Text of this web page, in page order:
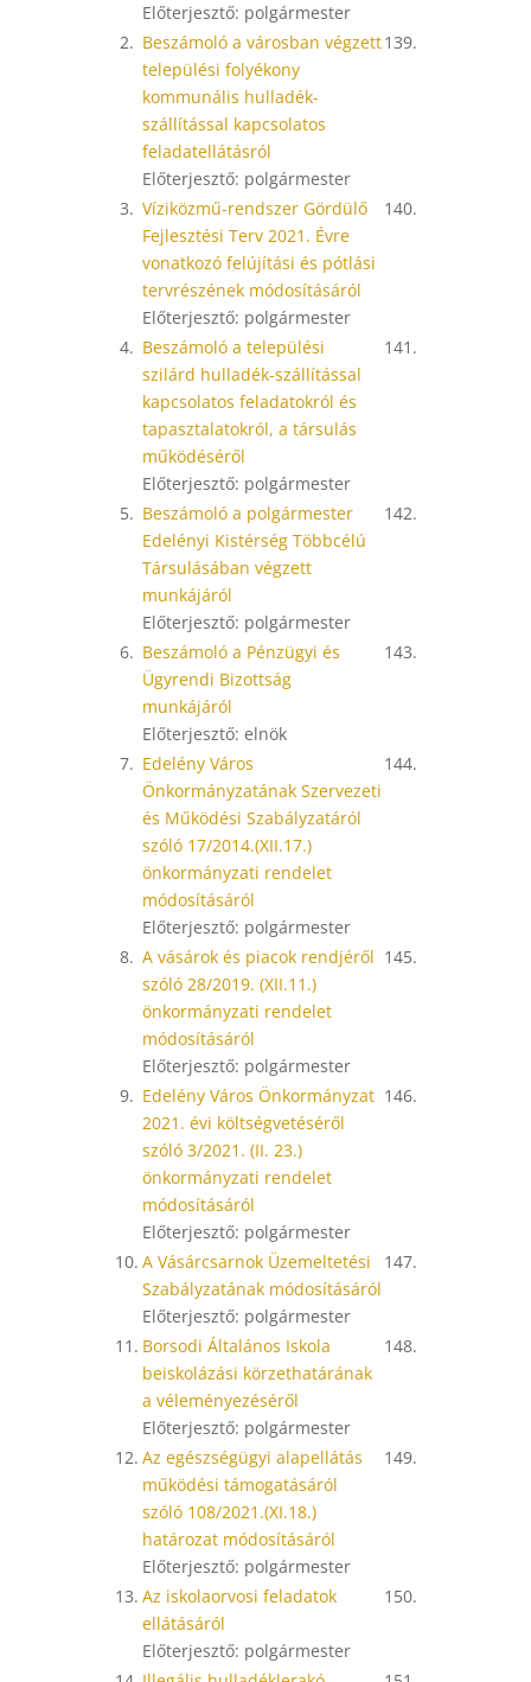
Előterjesztő: polgármester
2. Beszámoló a városban végzett
települési folyékony
kommunális hulladék-
szállítással kapcsolatos
feladatellátásról
Előterjesztő: polgármester
139.
3. Víziközmű-rendszer Gördülő
Fejlesztési Terv 2021. Évre
vonatkozó felújítási és pótlási
tervrészének módosításáról
Előterjesztő: polgármester
140.
4. Beszámoló a települési
szilárd hulladék-szállítással
kapcsolatos feladatokról és
tapasztalatokról, a társulás
működéséről
Előterjesztő: polgármester
141.
5. Beszámoló a polgármester
Edelényi Kistérség Többcélú
Társulásában végzett
munkájáról
Előterjesztő: polgármester
142.
6. Beszámoló a Pénzügyi és
Ügyrendi Bizottság
munkájáról
Előterjesztő: elnök
143.
7. Edelény Város
Önkormányzatának Szervezeti
és Működési Szabályzatáról
szóló 17/2014.(XII.17.)
önkormányzati rendelet
módosításáról
Előterjesztő: polgármester
144.
8. A vásárok és piacok rendjéről
szóló 28/2019. (XII.11.)
önkormányzati rendelet
módosításáról
Előterjesztő: polgármester
145.
9. Edelény Város Önkormányzat
2021. évi költségvetéséről
szóló 3/2021. (II. 23.)
önkormányzati rendelet
módosításáról
Előterjesztő: polgármester
146.
10. A Vásárcsarnok Üzemeltetési
Szabályzatának módosításáról
Előterjesztő: polgármester
147.
11. Borsodi Általános Iskola
beiskolázási körzethatárának
a véleményezéséről
Előterjesztő: polgármester
148.
12. Az egészségügyi alapellátás
működési támogatásáról
szóló 108/2021.(XI.18.)
határozat módosításáról
Előterjesztő: polgármester
149.
13. Az iskolaorvosi feladatok
ellátásáról
Előterjesztő: polgármester
150.